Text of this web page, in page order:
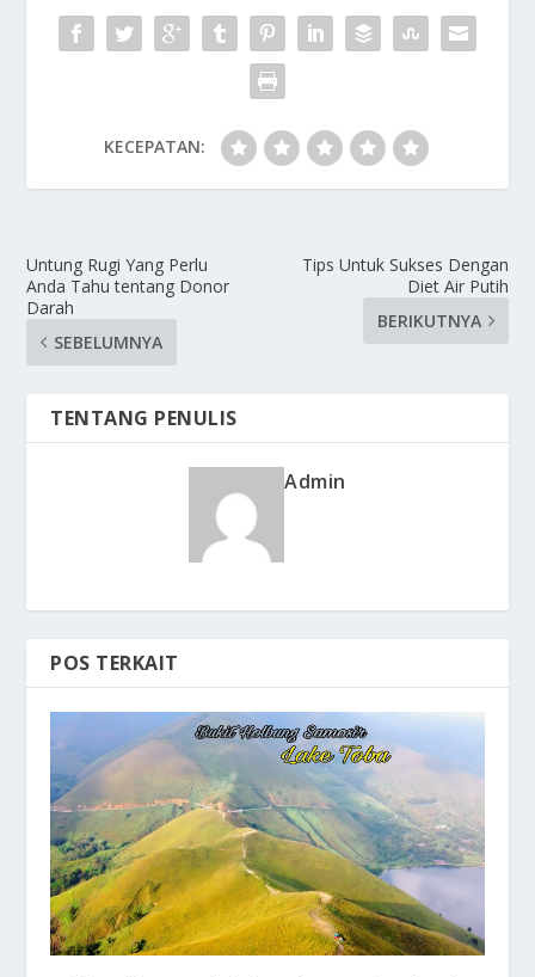
KECEPATAN:
Untung Rugi Yang Perlu
Anda Tahu tentang Donor
Darah
SEBELUMNYA
Tips Untuk Sukses Dengan
Diet Air Putih
BERIKUTNYA
TENTANG PENULIS
Admin
POS TERKAIT